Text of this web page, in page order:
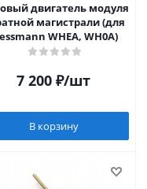
двигатель модуля
магистрали (для
WHEA, WH0A)
7 200 ₽/шт
В корзину